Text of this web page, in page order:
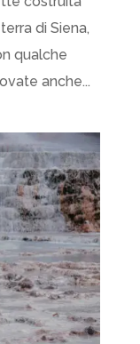
di Siena,
qualche
anche...